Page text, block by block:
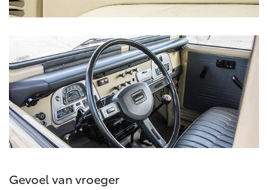
Proace Max (excl. BTW)
OOK ALS BATTERIJ-
ELEKTRISCH
Vanaf € 46.301,-
Hilux (excl. BTW)
OOK ALS BATTERIJ-
ELEKTRISCH
Vanaf € 56.570,-
Land Cruiser (excl. BTW)
Gevoel van vroeger